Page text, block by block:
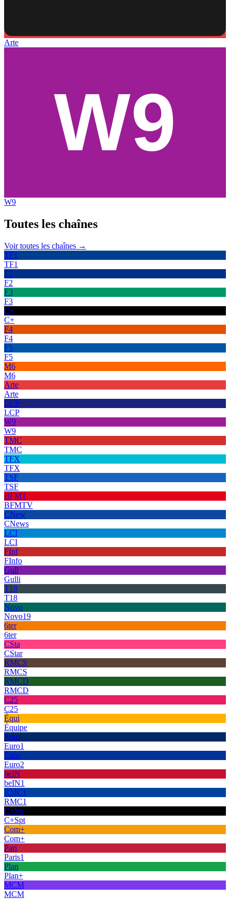
Arte
W9
Toutes les chaînes
Voir toutes les chaînes →
TF1
TF1
F2
F2
F3
F3
C+
C+
F4
F4
F5
F5
M6
M6
Arte
Arte
LCP
LCP
W9
W9
TMC
TMC
TFX
TFX
TSF
TSF
BFMT
BFMTV
CNew
CNews
LCI
LCI
FInf
FInfo
Gull
Gulli
T18
T18
Novo
Novo19
6ter
6ter
CSta
CStar
RMCS
RMCS
RMCD
RMCD
C25
C25
Équi
Équipe
Euro
Euro1
Euro
Euro2
beIN
beIN1
RMC1
RMC1
C+Sp
C+Spt
Com+
Com+
Pari
Paris1
Plan
Plan+
MCM
MCM